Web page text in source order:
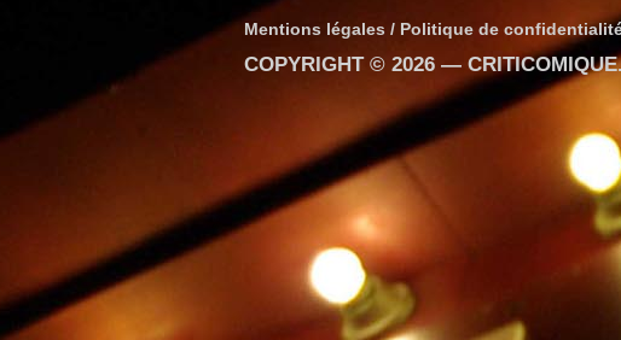
Mentions légales / Politique de
COPYRIGHT © 2026 — CRITICOMIQUE